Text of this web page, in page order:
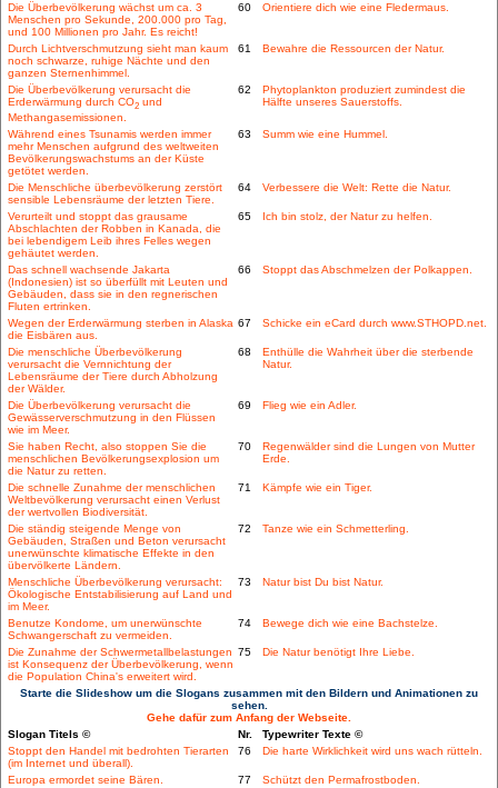
Die Überbevölkerung wächst um ca. 3
Menschen pro Sekunde, 200.000 pro Tag,
und 100 Millionen pro Jahr. Es reicht!
60 Orientiere dich wie eine Fledermaus.
Durch Lichtverschmutzung sieht man kaum
noch schwarze, ruhige Nächte und den
ganzen Sternenhimmel.
61 Bewahre die Ressourcen der Natur.
Die Überbevölkerung verursacht die
Erderwärmung durch CO2 und
Methangasemissionen.
62
Phytoplankton produziert zumindest die
Hälfte unseres Sauerstoffs.
Während eines Tsunamis werden immer
mehr Menschen aufgrund des weltweiten
Bevölkerungswachstums an der Küste
getötet werden.
63 Summ wie eine Hummel.
Die Menschliche überbevölkerung zerstört
sensible Lebensräume der letzten Tiere.
64 Verbessere die Welt: Rette die Natur.
Verurteilt und stoppt das grausame
Abschlachten der Robben in Kanada, die
bei lebendigem Leib ihres Felles wegen
gehäutet werden.
65 Ich bin stolz, der Natur zu helfen.
Das schnell wachsende Jakarta
(Indonesien) ist so überfüllt mit Leuten und
Gebäuden, dass sie in den regnerischen
Fluten ertrinken.
66 Stoppt das Abschmelzen der Polkappen.
Wegen der Erderwärmung sterben in Alaska
die Eisbären aus.
67 Schicke ein eCard durch www.STHOPD.net.
Die menschliche Überbevölkerung
verursacht die Vernnichtung der
Lebensräume der Tiere durch Abholzung
der Wälder.
68
Enthülle die Wahrheit über die sterbende
Natur.
Die Überbevölkerung verursacht die
Gewässerverschmutzung in den Flüssen
wie im Meer.
69 Flieg wie ein Adler.
Sie haben Recht, also stoppen Sie die
menschlichen Bevölkerungsexplosion um
die Natur zu retten.
70
Regenwälder sind die Lungen von Mutter
Erde.
Die schnelle Zunahme der menschlichen
Weltbevölkerung verursacht einen Verlust
der wertvollen Biodiversität.
71 Kämpfe wie ein Tiger.
Die ständig steigende Menge von
Gebäuden, Straßen und Beton verursacht
unerwünschte klimatische Effekte in den
übervölkerte Ländern.
72 Tanze wie ein Schmetterling.
Menschliche Überbevölkerung verursacht:
Ökologische Entstabilisierung auf Land und
im Meer.
73 Natur bist Du bist Natur.
Benutze Kondome, um unerwünschte
Schwangerschaft zu vermeiden.
74 Bewege dich wie eine Bachstelze.
Die Zunahme der Schwermetallbelastungen
ist Konsequenz der Überbevölkerung, wenn
die Population China's erweitert wird.
75 Die Natur benötigt Ihre Liebe.
Starte die Slideshow um die Slogans zusammen mit den Bildern und Animationen zu
sehen.
Gehe dafür zum Anfang der Webseite.
Slogan Titels ©
Nr.
Typewriter Texte ©
Stoppt den Handel mit bedrohten Tierarten
(im Internet und überall).
76 Die harte Wirklichkeit wird uns wach rütteln.
Europa ermordet seine Bären. 77
Schützt den Permafrostboden.